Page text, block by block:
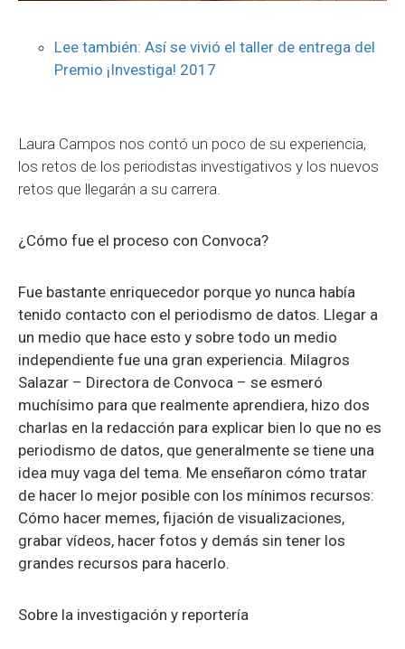
Lee también: Así se vivió el taller de entrega del
Premio ¡Investiga! 2017
Laura Campos nos contó un poco de su experiencia,
los retos de los periodistas investigativos y los nuevos
retos que llegarán a su carrera.
¿Cómo fue el proceso con Convoca?
Fue bastante enriquecedor porque yo nunca había
tenido contacto con el periodismo de datos. Llegar a
un medio que hace esto y sobre todo un medio
independiente fue una gran experiencia. Milagros
Salazar – Directora de Convoca – se esmeró
muchísimo para que realmente aprendiera, hizo dos
charlas en la redacción para explicar bien lo que no es
periodismo de datos, que generalmente se tiene una
idea muy vaga del tema. Me enseñaron cómo tratar
de hacer lo mejor posible con los mínimos recursos:
Cómo hacer memes, fijación de visualizaciones,
grabar vídeos, hacer fotos y demás sin tener los
grandes recursos para hacerlo.
Sobre la investigación y reportería